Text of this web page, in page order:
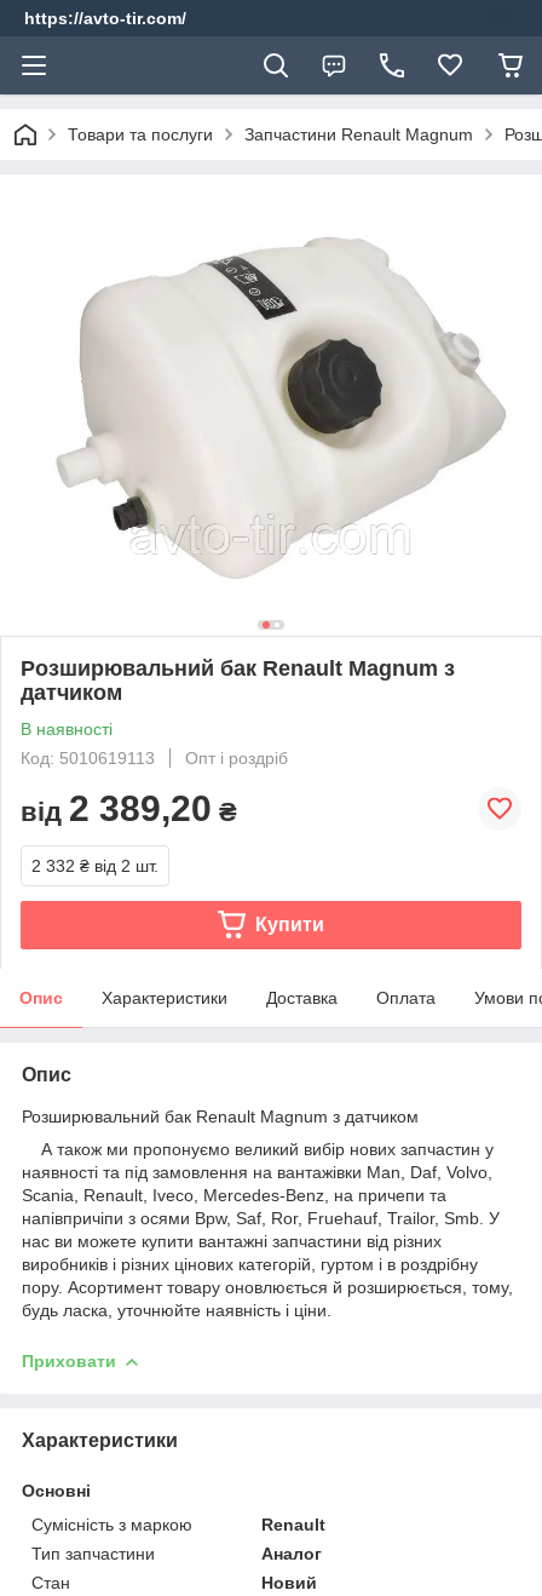
https://avto-tir.com/
Товари та послуги Запчастини Renault Magnum
Розширювальний бак Renault Magnum з
датчиком
В наявності
Код: 5010619113
Опт і роздріб
від 2 389,20 ₴
2 332 ₴ від 2 шт.
Купити
Опис Характеристики Доставка Оплата Умови
Опис
Розширювальний бак Renault Magnum з датчиком
А також ми пропонуємо великий вибір нових запчастин у
наявності та під замовлення на вантажівки Man, Daf, Volvo,
Scania, Renault, Iveco, Mercedes-Benz, на причепи та
напівпричіпи з осями Bpw, Saf, Ror, Fruehauf, Trailor, Smb. У
нас ви можете купити вантажні запчастини від різних
виробників і різних цінових категорій, гуртом і в роздрібну
пору. Асортимент товару оновлюється й розширюється, тому,
будь ласка, уточнюйте наявність і ціни.
Приховати
Характеристики
Основні
Сумісність з маркою
Renault
Тип запчастини
Аналог
Стан
Новий